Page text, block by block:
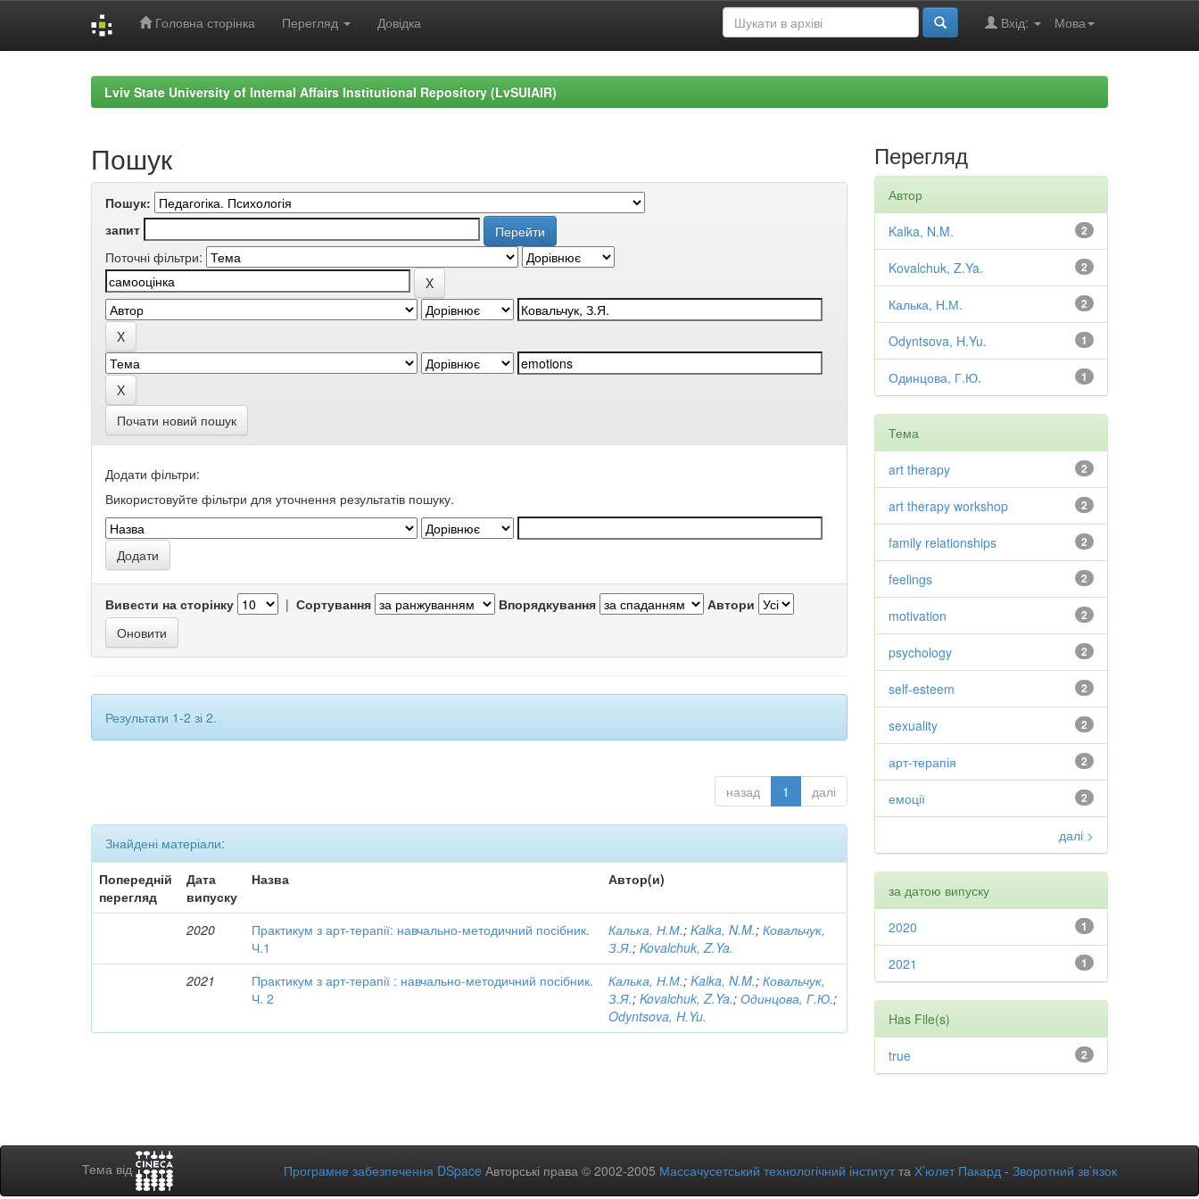
Головна сторінка Перегляд Довідка Мова
Вхід:
Lviv State University of Internal Affairs Institutional Repository (LvSUIAIR)
Пошук
Пошук:
запит
Поточні фільтри:
Почати новий пошук
Додати фільтри:
Використовуйте фільтри для уточнення результатів пошуку.
Вивести на сторінку | Сортування Впорядкування Автори
Результати 1-2 зі 2.
назад 1 далі
Знайдені матеріали:
Попередній
перегляд
Дата
випуску
Назва Автор(и)
2020
Практикум з арт-терапії: навчально-методичний посібник.
Ч.1
Калька, Н.М.;Kalka, N.M.;Ковальчук,
З.Я.;Kovalchuk, Z.Ya.
2021
Практикум з арт-терапії : навчально-методичний посібник.
Ч. 2
Калька, Н.М.;Kalka, N.M.;Ковальчук,
З.Я.;Kovalchuk, Z.Ya.;Одинцова, Г.Ю.;
Odyntsova, H.Yu.
Перегляд
Автор
2
Kalka, N.M.
2
Kovalchuk, Z.Ya.
2
Калька, Н.М.
1
Odyntsova, H.Yu.
1
Одинцова, Г.Ю.
Тема
2
art therapy
2
art therapy workshop
2
family relationships
2
feelings
2
motivation
2
psychology
2
self-esteem
2
sexuality
2
арт-терапія
2
емоції
далі >
за датою випуску
1
2020
1
2021
Has File(s)
2
true
Тема від Програмне забезпечення DSpace Авторські права © 2002-2005 Массачусетський технологічний інститутта Х’юлет Пакард - Зворотний зв’язок